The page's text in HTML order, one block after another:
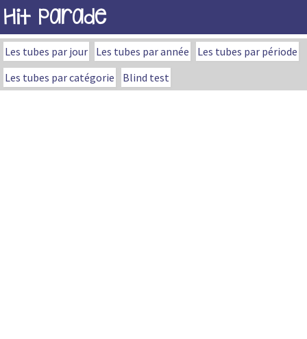
Hit Parade
Les tubes par jour Les tubes par année
Les tubes par période
Les tubes par catégorie
Blind test